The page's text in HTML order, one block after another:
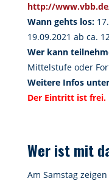
http://
Wann gehts los:
19.09.2021 ab ca.
Wer kann
Mittelstufe oder
Weitere Infos
Der Eintritt ist frei.
Wer ist mit
Am Samstag